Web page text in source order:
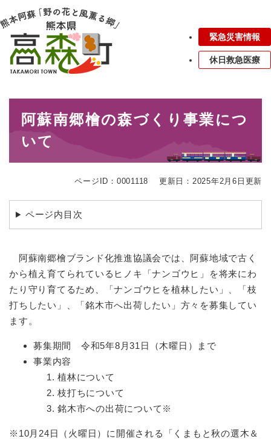
ー
ジ
メニューを飛ばして本文へ
緊急災害情報
休日救急医療
阿蘇南郷檜の森づくり事業につ
いて
ページID：0001118 更新日：2025年2月6日更新
ページ内目次
阿蘇南郷檜ブランド化推進協議会では、阿蘇地域で古く
から植え育てられているヒノキ「ナンゴウヒ」を将来にわ
たり守り育てるため、「ナンゴウヒを植林したい」、「枝
打ちしたい」、「銘木市へ出荷したい」方々を募集してい
ます。
募集期間 令和5年8月31日（木曜日）まで
事業内容
植林について
枝打ちについて
銘木市への出荷について※
※10月24日（火曜日）に開催される「くまもと秋の選木＆